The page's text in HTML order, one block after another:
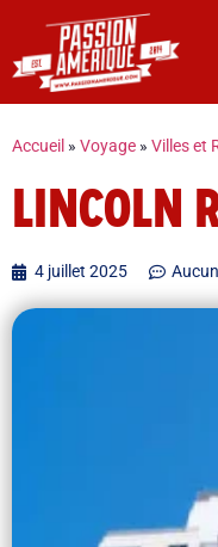
Accueil » Voyage » Villes et
LINCOLN
4 juillet 2025